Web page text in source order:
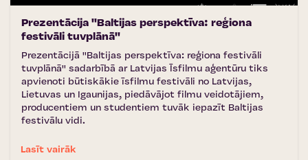
Prezentācija ''Baltijas perspektīva: reģiona
festivāli tuvplānā''
Prezentācijā ''Baltijas perspektīva: reģiona festivāli
tuvplānā'' sadarbībā ar Latvijas Īsfilmu aģentūru tiks
apvienoti būtiskākie īsfilmu festivāli no Latvijas,
Lietuvas un Igaunijas, piedāvājot filmu veidotājiem,
producentiem un studentiem tuvāk iepazīt Baltijas
festivālu vidi.
Lasīt vairāk